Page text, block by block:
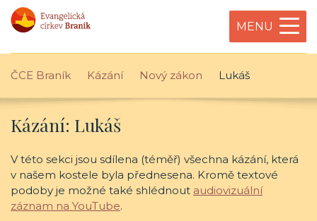
MENU
ČCE Braník Kázání Nový zákon Lukáš
Kázání: Lukáš
V této sekci jsou sdílena (téměř) všechna kázání, která
v našem kostele byla přednesena. Kromě textové
podoby je možné také shlédnout audiovizuální
záznam na YouTube.